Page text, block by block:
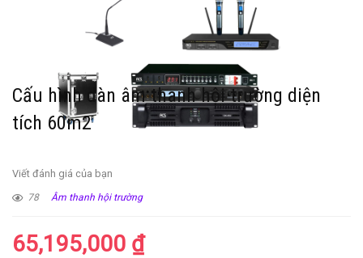
Cấu hình dàn âm thanh hội trường diện
tích 60m2
Viết đánh giá của bạn
78 Âm thanh hội trường
65,195,000 ₫